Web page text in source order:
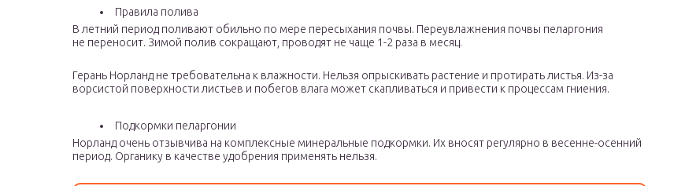
Правила полива
В летний период поливают обильно по мере пересыхания почвы. Переувлажнения почвы пеларгония
не переносит. Зимой полив сокращают, проводят не чаще 1-2 раза в месяц.
Герань Норланд не требовательна к влажности. Нельзя опрыскивать растение и протирать листья. Из-за
ворсистой поверхности листьев и побегов влага может скапливаться и привести к процессам гниения.
Подкормки пеларгонии
Норланд очень отзывчива на комплексные минеральные подкормки. Их вносят регулярно в весенне-осенний
период. Органику в качестве удобрения применять нельзя.